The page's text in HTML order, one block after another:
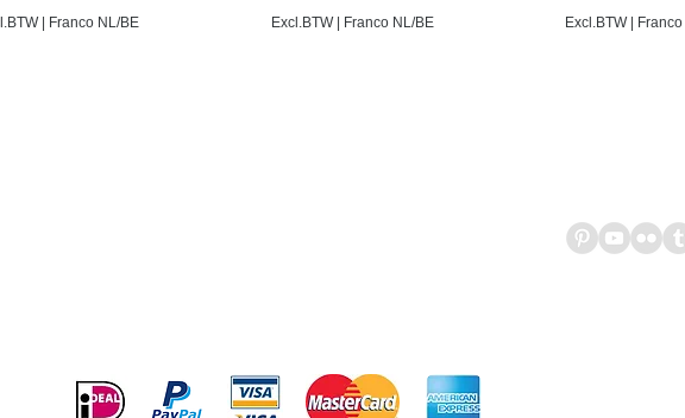
| Franco NL/BE Excl.BTW | Franco NL/BE Excl.BTW |